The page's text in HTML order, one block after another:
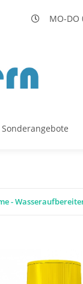
MO-DO
Sonderangebote
-